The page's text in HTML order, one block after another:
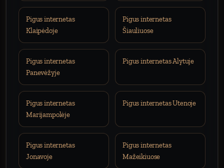
Pigus internetas
Klaipėdoje
Pigus internetas
Šiauliuose
Pigus internetas
Panevėžyje
Pigus internetas Alytuje
Pigus internetas
Marijampolėje
Pigus internetas Utenoje
Pigus internetas
Jonavoje
Pigus internetas
Mažeikiuose